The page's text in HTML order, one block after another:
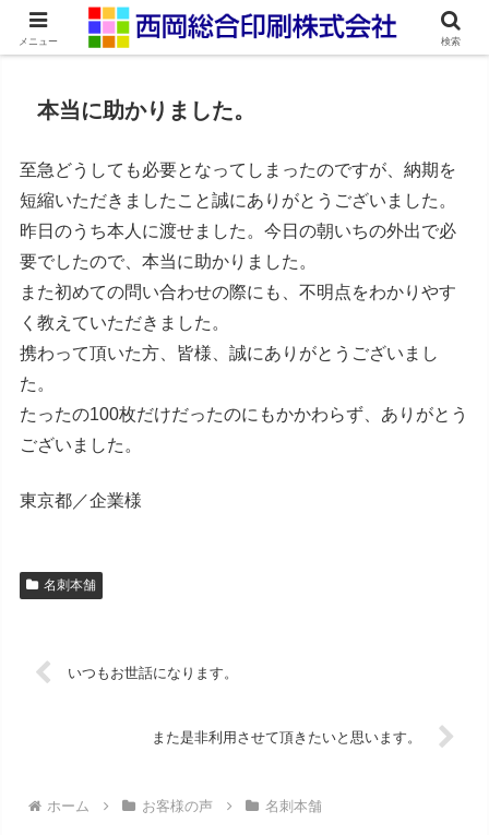
ネット印刷通販・オンデマンド印刷
本当に助かりました。
至急どうしても必要となってしまったのですが、納期を
短縮いただきましたこと誠にありがとうございました。
昨日のうち本人に渡せました。今日の朝いちの外出で必
要でしたので、本当に助かりました。
また初めての問い合わせの際にも、不明点をわかりやす
く教えていただきました。
携わって頂いた方、皆様、誠にありがとうございまし
た。
たったの100枚だけだったのにもかかわらず、ありがとう
ございました。
東京都／企業様
名刺本舗
いつもお世話になります。
また是非利用させて頂きたいと思います。
ホーム お客様の声 名刺本舗
メニュー 検索